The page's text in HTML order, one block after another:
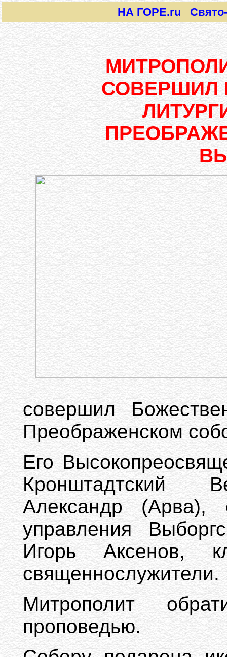
НА ГОРЕ.ru Свято-
СОВЕРШИЛ
совершил
Преображенском
Его
Кронштадтский
Александр (Арва),
управления
Игорь Аксенов,
священнослужители.
Митрополит
проповедью.